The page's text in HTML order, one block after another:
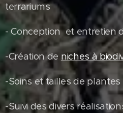
terrariums
- Conception et entretien
-Création de niches à
-Soins et tailles de plantes
-Suivi des divers